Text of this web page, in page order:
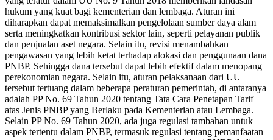
hukum yang kuat bagi kementerian dan lembaga. Aturan ini
diharapkan dapat memaksimalkan pengelolaan sumber daya alam
serta meningkatkan kontribusi sektor lain, seperti pelayanan publik
dan penjualan aset negara. Selain itu, revisi menambahkan
pengawasan yang lebih ketat terhadap alokasi dan penggunaan dana
PNBP. Sehingga dana tersebut dapat lebih efektif dalam menopang
perekonomian negara. Selain itu, aturan pelaksanaan dari UU
tersebut tertuang dalam beberapa peraturan pemerintah, di antaranya
adalah PP No. 69 Tahun 2020 tentang Tata Cara Penetapan Tarif
atas Jenis PNBP yang Berlaku pada Kementerian atau Lembaga.
Selain PP No. 69 Tahun 2020, ada juga regulasi tambahan untuk
aspek tertentu dalam PNBP, termasuk regulasi tentang pemanfaatan